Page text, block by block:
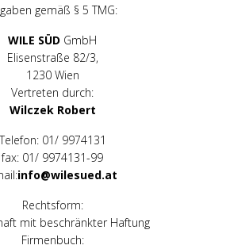
gemäß § 5 TMG:
WILE SÜD GmbH
Elisenstraße 82/3,
1230 Wien
Vertreten durch:
Wilczek Robert
01/ 9974131
fax: 01/ 9974131-99
info@wilesued.at
Rechtsform:
mit beschränkter Haftung
Firmenbuch: